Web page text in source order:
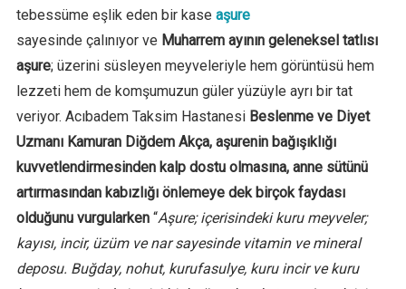
tebessüme eşlik eden bir kase aşure
sayesinde çalınıyor ve Muharrem ayının geleneksel tatlısı
aşure; üzerini süsleyen meyveleriyle hem görüntüsü hem
lezzeti hem de komşumuzun güler yüzüyle ayrı bir tat
veriyor. Acıbadem Taksim Hastanesi Beslenme ve Diyet
Uzmanı Kamuran Diğdem Akça, aşurenin bağışıklığı
kuvvetlendirmesinden kalp dostu olmasına, anne sütünü
artırmasından kabızlığı önlemeye dek birçok faydası
olduğunu vurgularken“Aşure; içerisindeki kuru meyveler;
kayısı, incir, üzüm ve nar sayesinde vitamin ve mineral
deposu. Buğday, nohut, kurufasulye, kuru incir ve kuru